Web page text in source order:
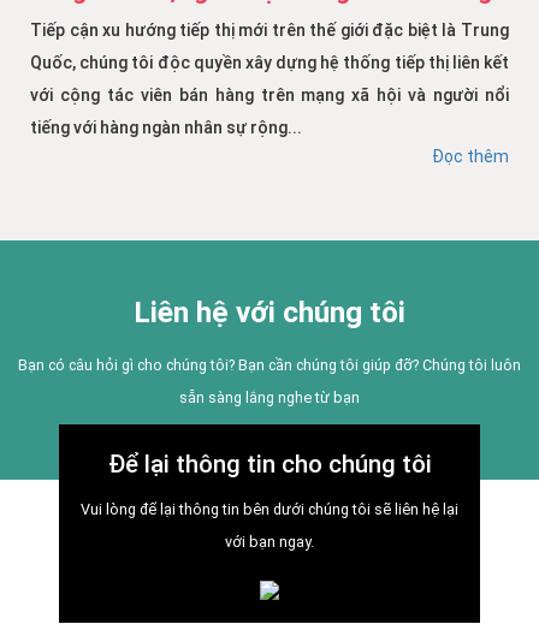
Tiếp cận xu hướng tiếp thị mới trên thế giới đặc biệt là Trung
Quốc, chúng tôi độc quyền xây dựng hệ thống tiếp thị liên kết
với cộng tác viên bán hàng trên mạng xã hội và người nổi
tiếng với hàng ngàn nhân sự rộng...
Đọc thêm
Liên hệ với chúng tôi
Bạn có câu hỏi gì cho chúng tôi? Bạn cần chúng tôi giúp đỡ? Chúng tôi luôn
sẵn sàng lắng nghe từ bạn
Để lại thông tin cho chúng tôi
Vui lòng để lại thông tin bên dưới chúng tôi sẽ liên hệ lại
với bạn ngay.